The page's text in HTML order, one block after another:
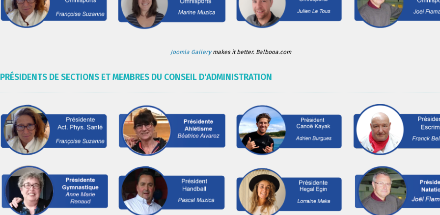
Joomla Gallerymakes it better. Balbooa.com
PRÉSIDENTS DE SECTIONS ET MEMBRES DU CONSEIL D'ADMINISTRATION